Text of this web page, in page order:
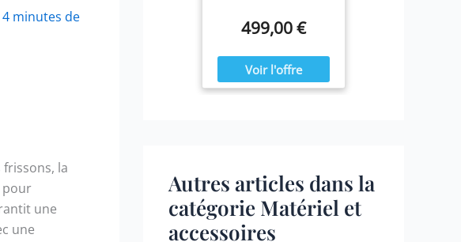
4 minutes de
la
pour
une
une
tout au long de l'année.
Ressourcez-vous à la
hiver, confortablement
installé dans votre spa
Blue Navy.
499,00 €
Autres articles dans la
catégorie Matériel et
accessoires